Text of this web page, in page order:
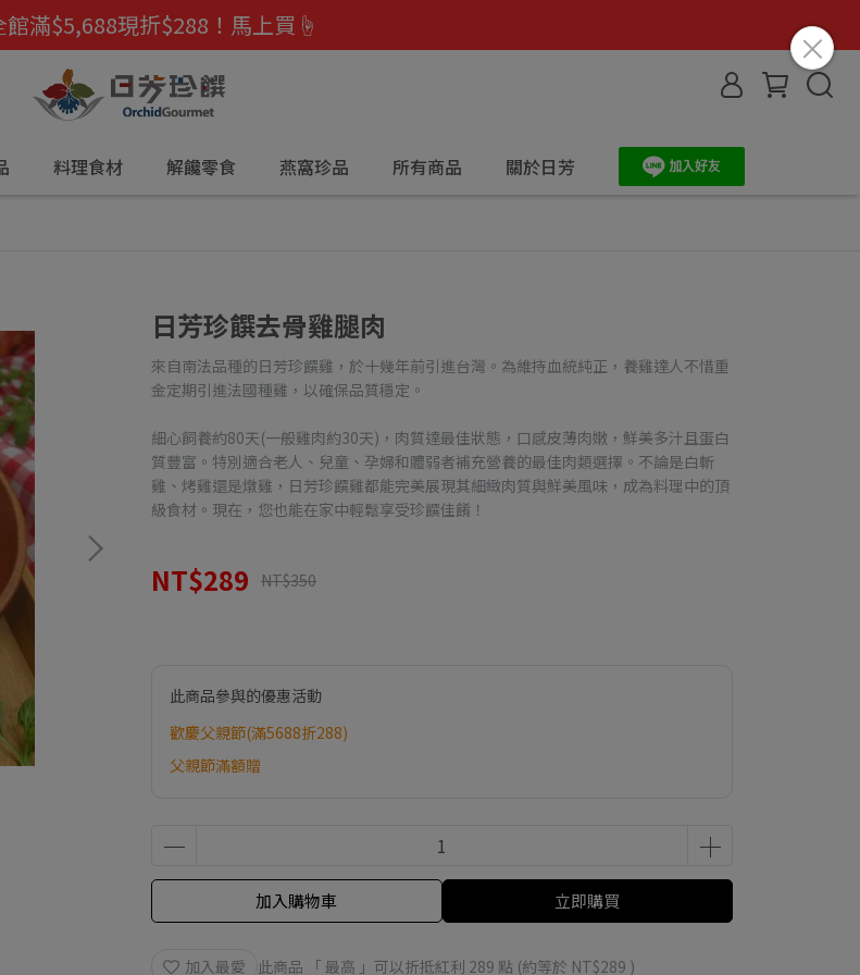
館滿$5,688現折$288！馬上買☝️
料理食材 解饞零食 燕窩珍品 所有商品 關於日芳
日芳珍饌去骨雞腿肉
來自南法品種的日芳珍饌雞，於十幾年前引進台灣。為維持血統純正，養雞達人不惜重
金定期引進法國種雞，以確保品質穩定。
細心飼養約80天(一般雞肉約30天)，肉質達最佳狀態，口感皮薄肉嫩，鮮美多汁且蛋白
質豐富。特別適合老人、兒童、孕婦和體弱者補充營養的最佳肉類選擇。不論是白斬
雞、烤雞還是燉雞，日芳珍饌雞都能完美展現其細緻肉質與鮮美風味，成為料理中的頂
級食材。現在，您也能在家中輕鬆享受珍饌佳餚！
NT$289 NT$350
此商品參與的優惠活動
歡慶父親節(滿5688折288)
父親節滿額贈
加入購物車 立即購買
加入最愛 此商品 「 最高 」可以折抵紅利 289 點 (約等於 NT$289 )